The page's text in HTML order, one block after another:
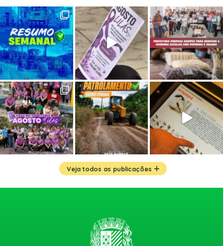
Veja todos as publicações